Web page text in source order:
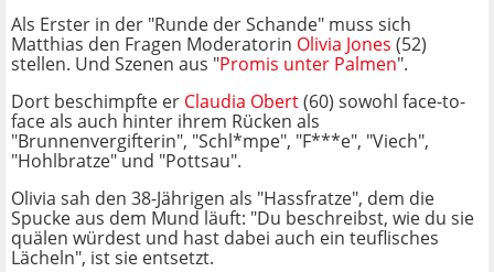
Als Erster in der "Runde der Schande" muss sich
Matthias den Fragen Moderatorin Olivia Jones (52)
stellen. Und Szenen aus "Promis unter Palmen".
Dort beschimpfte er Claudia Obert(60) sowohl face-to-
face als auch hinter ihrem Rücken als
"Brunnenvergifterin", "Schl*mpe", "F***e", "Viech",
"Hohlbratze" und "Pottsau".
Olivia sah den 38-Jährigen als "Hassfratze", dem die
Spucke aus dem Mund läuft: "Du beschreibst, wie du sie
quälen würdest und hast dabei auch ein teuflisches
Lächeln", ist sie entsetzt.